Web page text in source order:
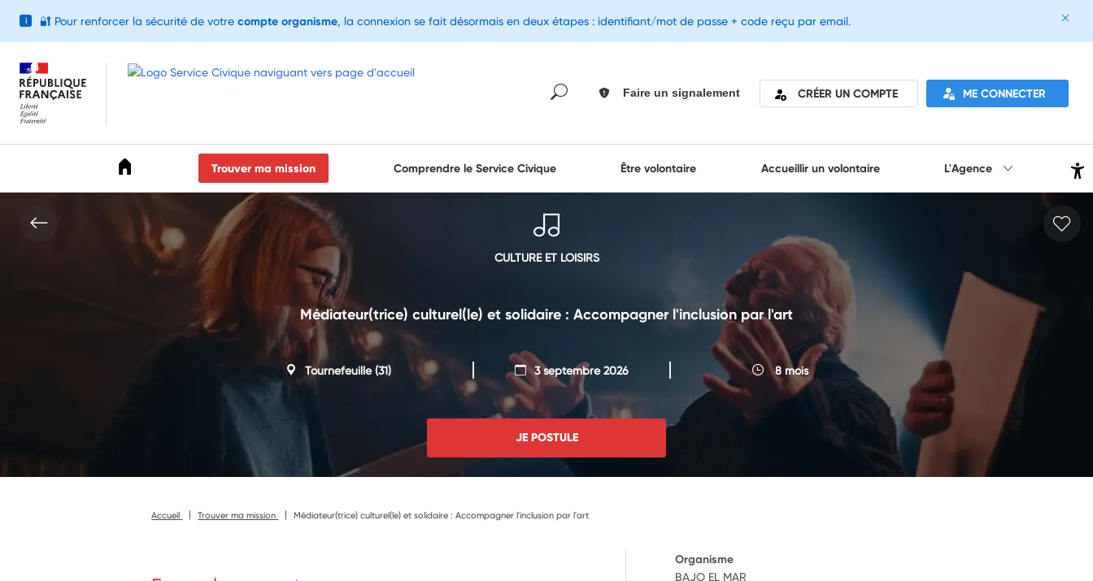
Faire un signalement CRÉER UN COMPTE ME CONNECTER
Trouver ma mission Comprendre le Service Civique Être volontaire Accueillir un volontaire L'Agence
CULTURE ET LOISIRS
Médiateur(trice) culturel(le) et solidaire : Accompagner l'inclusion par l'art
Tournefeuille(31) 3 septembre 2026 8 mois
JE POSTULE
Accueil Trouver ma mission Médiateur(trice) culturel(le) et solidaire : Accompagner l'inclusion par l'art
Organisme
BAJO EL MAR
i 🔐 Pour renforcer la sécurité de votre compte organisme, la connexion se fait désormais en deux étapes : identifiant/mot de passe + code reçu par email.